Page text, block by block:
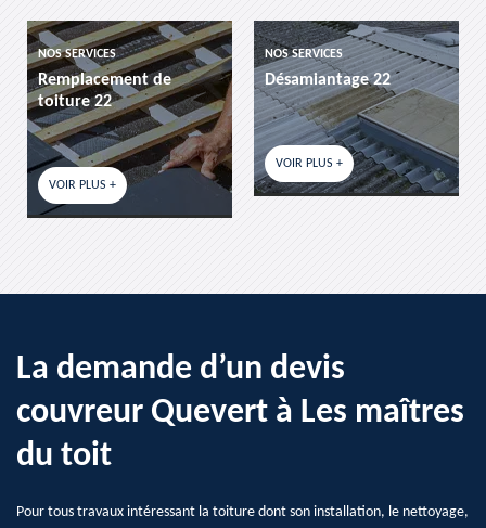
NOS SERVICES
Remplacement de
toiture 22
VOIR PLUS +
NOS SERVICES
Désamiantage 22
VOIR PLUS +
La demande d’un devis
couvreur Quevert à Les maîtres
du toit
Pour tous travaux intéressant la toiture dont son installation, le nettoyage,